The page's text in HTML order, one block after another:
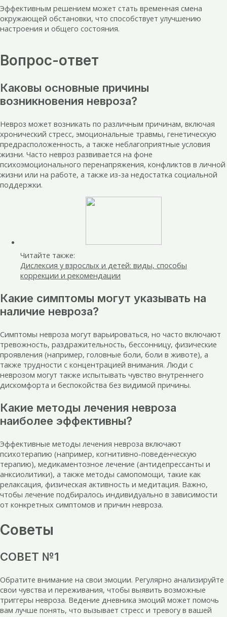
Эффективным решением может стать временная смена
окружающей обстановки, что способствует улучшению
настроения и общего состояния.
Вопрос-ответ
Каковы основные причины
возникновения невроза?
Невроз может возникать по различным причинам, включая
хронический стресс, эмоциональные травмы, генетическую
предрасположенность, а также неблагоприятные условия
жизни. Часто невроз развивается на фоне
психоэмоционального перенапряжения, конфликтов в личной
жизни или на работе, а также из-за недостатка социальной
поддержки.
Читайте также:
Дислексия у взрослых и детей: виды, способы
коррекции и рекомендации
Какие симптомы могут указывать на
наличие невроза?
Симптомы невроза могут варьироваться, но часто включают
тревожность, раздражительность, бессонницу, физические
проявления (например, головные боли, боли в животе), а
также трудности с концентрацией внимания. Люди с
неврозом могут также испытывать чувство внутреннего
дискомфорта и беспокойства без видимой причины.
Какие методы лечения невроза
наиболее эффективны?
Эффективные методы лечения невроза включают
психотерапию (например, когнитивно-поведенческую
терапию), медикаментозное лечение (антидепрессанты и
анксиолитики), а также методы самопомощи, такие как
релаксация, физическая активность и медитация. Важно,
чтобы лечение подбиралось индивидуально в зависимости
от конкретных симптомов и причин невроза.
Советы
СОВЕТ №1
Обратите внимание на свои эмоции. Регулярно анализируйте
свои чувства и переживания, чтобы выявить возможные
триггеры невроза. Ведение дневника эмоций может помочь
вам лучше понять, что вызывает стресс и тревогу в вашей